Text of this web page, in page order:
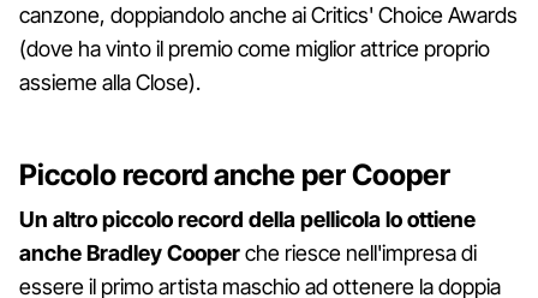
canzone, doppiandolo anche ai Critics' Choice Awards
(dove ha vinto il premio come miglior attrice proprio
assieme alla Close).
Piccolo record anche per Cooper
Un altro piccolo record della pellicola lo ottiene
anche Bradley Cooperche riesce nell'impresa di
essere il primo artista maschio ad ottenere la doppia